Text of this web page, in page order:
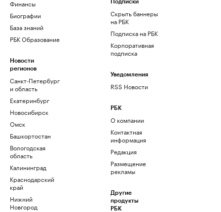
Финансы
Биографии
База знаний
РБК Образование
Новости
регионов
Санкт-Петербург
и область
Екатеринбург
Новосибирск
Омск
Башкортостан
Вологодская
область
Калининград
Краснодарский
край
Нижний
Новгород
Подписки
Скрыть баннеры
на РБК
Подписка на РБК
Корпоративная
подписка
Уведомления
RSS Новости
РБК
О компании
Контактная
информация
Редакция
Размещение
рекламы
Другие
продукты
РБК